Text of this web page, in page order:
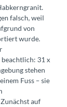
falsch, weil
von
wurde.
beachtlich: 31 x
stehen
Fuss – sie
auf